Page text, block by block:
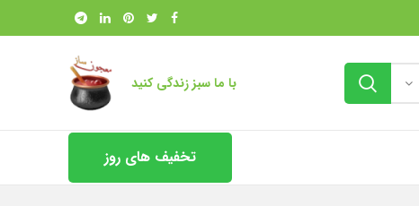
با ما سبز زندگی کنید
تخفیف های روز